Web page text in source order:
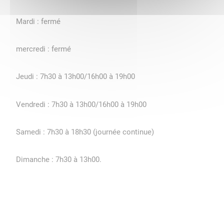
Mardi : fermé
mercredi : fermé
Jeudi : 7h30 à 13h00/16h00 à 19h00
Vendredi : 7h30 à 13h00/16h00 à 19h00
Samedi : 7h30 à 18h30 (journée continue)
Dimanche : 7h30 à 13h00.